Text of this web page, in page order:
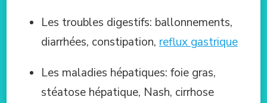
Les troubles digestifs: ballonnements,
diarrhées, constipation, reflux gastrique
Les maladies hépatiques: foie gras,
stéatose hépatique, Nash, cirrhose